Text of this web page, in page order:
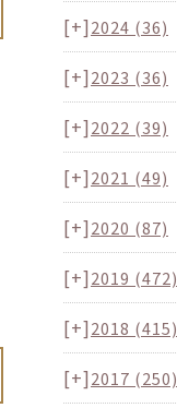
[+]2024 (36)
[+]2023 (36)
[+]2022 (39)
[+]2021 (49)
[+]2020 (87)
[+]2019 (472)
[+]2018 (415)
[+]2017 (250)